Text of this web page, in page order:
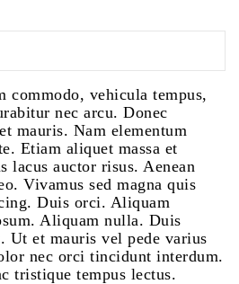
commodo, vehicula tempus,
nec arcu. Donec
mauris. Nam elementum
Etiam aliquet massa et
lacus auctor risus. Aenean
Vivamus sed magna quis
Duis orci. Aliquam
Aliquam nulla. Duis
Ut et mauris vel pede varius
nec orci tincidunt interdum.
tristique tempus lectus.